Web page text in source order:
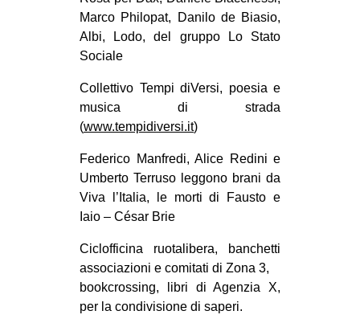
Marco Philopat, Danilo de Biasio,
Albi, Lodo, del gruppo Lo Stato
Sociale
Collettivo Tempi diVersi, poesia e
musica di strada
(www.tempidiversi.it)
Federico Manfredi, Alice Redini e
Umberto Terruso leggono brani da
Viva l’Italia, le morti di Fausto e
Iaio – César Brie
Ciclofficina ruotalibera, banchetti
associazioni e comitati di Zona 3,
bookcrossing, libri di Agenzia X,
per la condivisione di saperi.